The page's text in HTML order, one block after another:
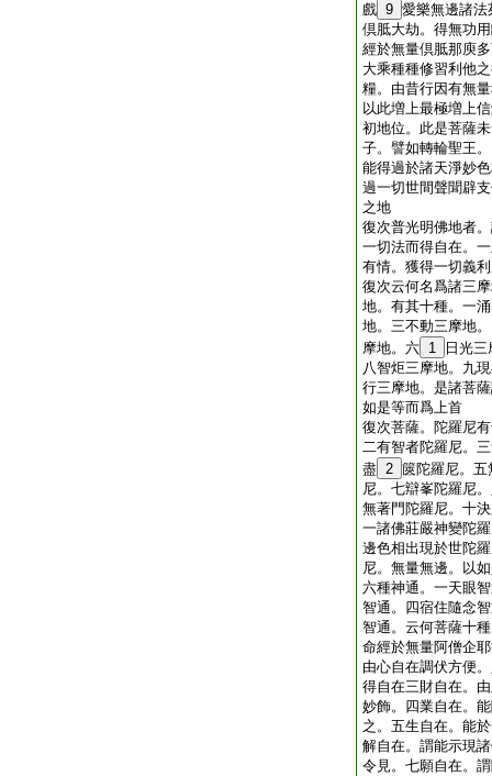
戲 9 愛樂無邊諸法
倶胝大劫。得無功
經於無量倶胝那庾
大乘種種修習利他
糧。由昔行因有無
以此増上最極増上
初地位。此是菩薩
子。譬如轉輪聖王
能得過於諸天淨妙
過一切世間聲聞辟
之地
復次普光明佛地者
一切法而得自在。
有情。獲得一切義
復次云何名爲諸三
地。有其十種。一
地。三不動三摩地
摩地。六 1
日光
八智炬三摩地。九
行三摩地。是諸菩
如是等而爲上首
復次菩薩。陀羅尼
二有智者陀羅尼。
盡 2 篋陀羅尼。五
尼。七辯峯陀羅尼
無著門陀羅尼。十
一諸佛莊嚴神變陀
邊色相出現於世陀
尼。無量無邊。以
六種神通。一天眼
智通。四宿住隨念
智通。云何菩薩十
命經於無量阿僧企
由心自在調伏方便
得自在三財自在。
妙飾。四業自在。
之。五生自在。能
解自在。謂能示現
令見。七願自在。